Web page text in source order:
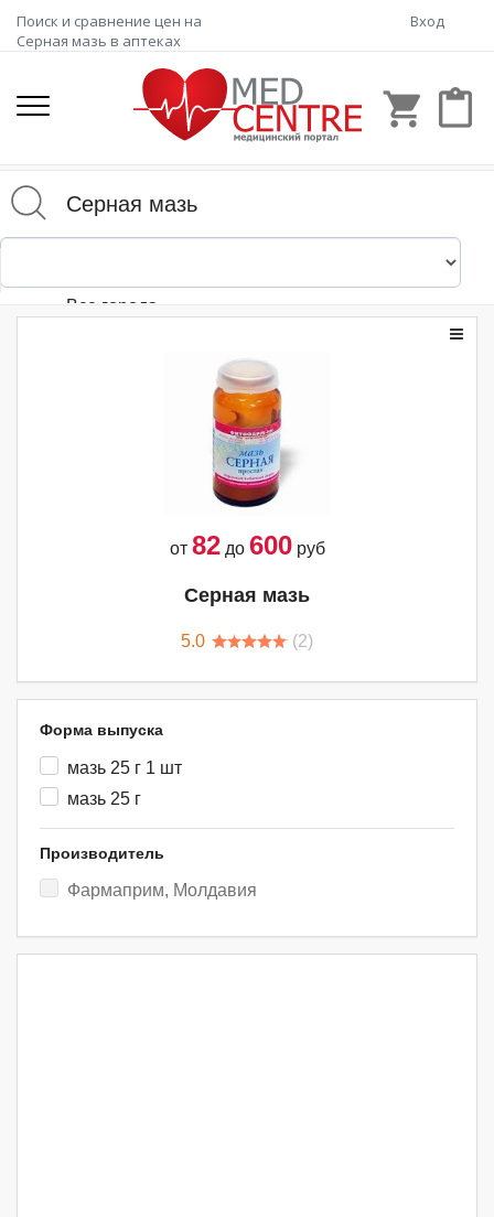
Поиск и сравнение цен на
Серная мазь в аптеках
Вход
shopping_cart content_paste
Все города
от 82до 600руб
Серная мазь
5.0 (2)
Форма выпуска
мазь 25 г 1 шт
мазь 25 г
Производитель
Фармаприм, Молдавия